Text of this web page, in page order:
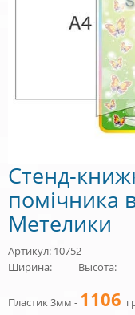
Стенд-
помічника
Метелики
Артикул: 10752
Ширина:
Высота:
Пластик 3мм - 1106